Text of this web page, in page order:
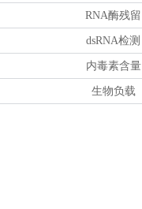
RNA酶残留
dsRNA检测
内毒素含量
生物负载